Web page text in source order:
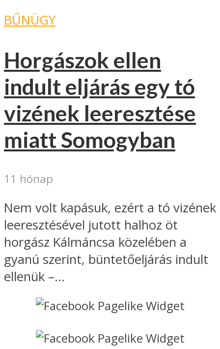
BŰNÜGY
Horgászok ellen
indult eljárás egy tó
vizének leeresztése
miatt Somogyban
11 hónap
Nem volt kapásuk, ezért a tó vizének
leeresztésével jutott halhoz öt
horgász Kálmáncsa közelében a
gyanú szerint, büntetőeljárás indult
ellenük –...